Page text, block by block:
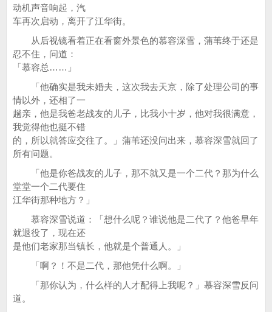
动机声音响起，汽
车再次启动，离开了江华街。
从后视镜看着正在看窗外景色的慕容深雪，蒲苇终于还是
忍不住，问道：
「慕容总……」
「他确实是我未婚夫，这次我去天京，除了处理公司的事
情以外，还相了一
趟亲，他是我爸老战友的儿子，比我小十岁，他对我很满意，
我觉得他也挺不错
的，所以就答应交往了。」蒲苇还没问出来，慕容深雪就回了
所有问题。
「他是你爸战友的儿子，那不就又是一个二代？那为什么
堂堂一个二代要住
江华街那种地方？」
慕容深雪说道：「想什么呢？谁说他是二代了？他爸早年
就退役了，现在还
是他们老家那当镇长，他就是个普通人。」
「啊？！不是二代，那他凭什么啊。」
「那你认为，什么样的人才配得上我呢？」慕容深雪反问
道。